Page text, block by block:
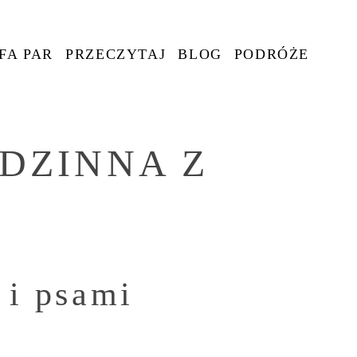
PAR PRZECZYTAJ BLOG PODRÓŻE
Z
psami